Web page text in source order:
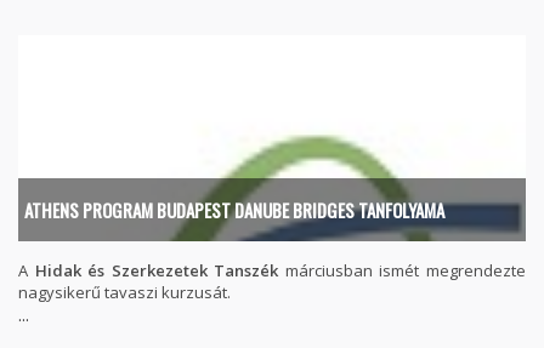
ATHENS PROGRAM BUDAPEST DANUBE BRIDGES TANFOLYAMA
A Hidak és Szerkezetek Tanszék márciusban ismét megrendezte
nagysikerű tavaszi kurzusát.
...